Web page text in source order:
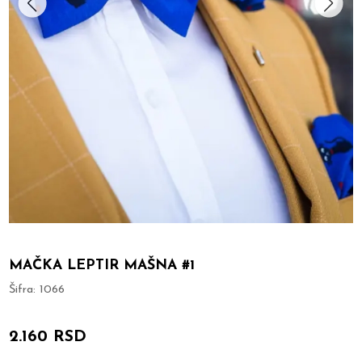
MAČKA LEPTIR MAŠNA #1
Šifra:1066
2.160 RSD